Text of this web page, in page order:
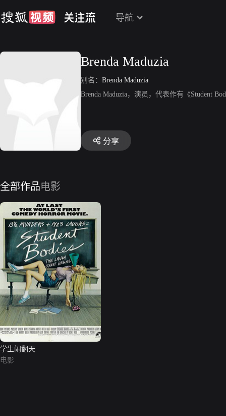
导航
Brenda Maduzia
别名： Brenda Maduzia
Brenda Maduzia，演员，代表作有《Student
分享
全部作品电影
学生闹翻天
电影